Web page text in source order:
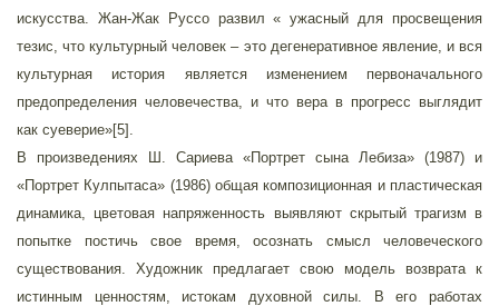
искусства. Жан-Жак Руссо развил « ужасный для просвещения
тезис, что культурный человек – это дегенеративное явление, и вся
культурная история является изменением первоначального
предопределения человечества, и что вера в прогресс выглядит
как суеверие»[5].
В произведениях Ш. Сариева «Портрет сына Лебиза» (1987) и
«Портрет Кулпытаса» (1986) общая композиционная и пластическая
динамика, цветовая напряженность выявляют скрытый трагизм в
попытке постичь свое время, осознать смысл человеческого
существования. Художник предлагает свою модель возврата к
истинным ценностям, истокам духовной силы. В его работах